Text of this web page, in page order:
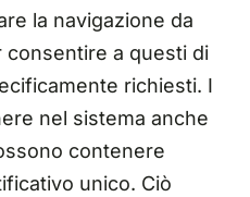
la navigazione da
consentire a questi di
richiesti. I
nel sistema anche
contenere
unico. Ciò